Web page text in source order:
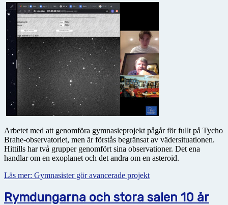
Arbetet med att genomföra gymnasieprojekt pågår för fullt på Tycho
Brahe-observatoriet, men är förstås begränsat av vädersituationen.
Hittills har två grupper genomfört sina observationer. Det ena
handlar om en exoplanet och det andra om en asteroid.
Läs mer: Gymnasister gör avancerade projekt
Rymdungarna och stora salen 10 år